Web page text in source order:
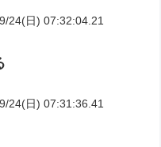
24(日) 07:32:04.21
24(日) 07:31:36.41